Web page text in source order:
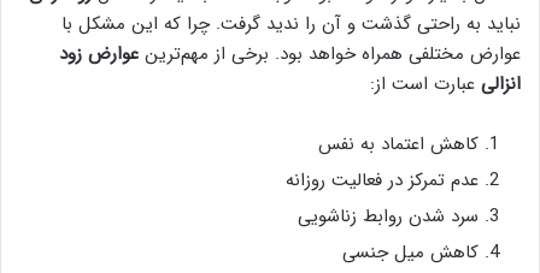
نباید به راحتی گذشت و آن را ندید گرفت. چرا که این مشکل با
عوارض مختلفی همراه خواهد بود. برخی از مهم‌ترین عوارض زود
انزالی عبارت است از:
کاهش اعتماد به نفس
عدم تمرکز در فعالیت روزانه
سرد شدن روابط زناشویی
کاهش میل جنسی